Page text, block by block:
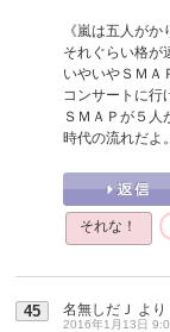
《嵐は五人が
それぐらい格が
いやいやＳＭＡ
コンサートに行
ＳＭＡＰが５人
時代の流れだよ。
それな！
45 名無しだＪ より
2016年1月13日